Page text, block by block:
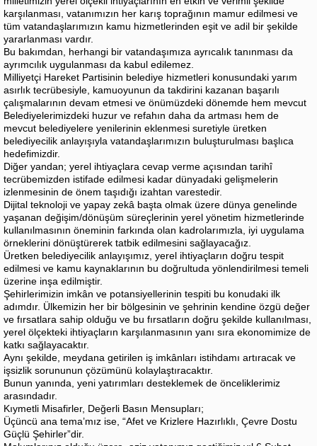
karşılanması, vatanımızın her karış toprağının mamur edilmesi ve
tüm vatandaşlarımızın kamu hizmetlerinden eşit ve adil bir şekilde
yararlanması vardır.
Bu bakımdan, herhangi bir vatandaşımıza ayrıcalık tanınması da
ayrımcılık uygulanması da kabul edilemez.
Milliyetçi Hareket Partisinin belediye hizmetleri konusundaki yarım
asırlık tecrübesiyle, kamuoyunun da takdirini kazanan başarılı
çalışmalarının devam etmesi ve önümüzdeki dönemde hem mevcut
Belediyelerimizdeki huzur ve refahın daha da artması hem de
mevcut belediyelere yenilerinin eklenmesi suretiyle üretken
belediyecilik anlayışıyla vatandaşlarımızın buluşturulması başlıca
hedefimizdir.
Diğer yandan; yerel ihtiyaçlara cevap verme açısından tarihî
tecrübemizden istifade edilmesi kadar dünyadaki gelişmelerin
izlenmesinin de önem taşıdığı izahtan varestedir.
Dijital teknoloji ve yapay zekâ başta olmak üzere dünya genelinde
yaşanan değişim/dönüşüm süreçlerinin yerel yönetim hizmetlerinde
kullanılmasının öneminin farkında olan kadrolarımızla, iyi uygulama
örneklerini dönüştürerek tatbik edilmesini sağlayacağız.
Üretken belediyecilik anlayışımız, yerel ihtiyaçların doğru tespit
edilmesi ve kamu kaynaklarının bu doğrultuda yönlendirilmesi temeli
üzerine inşa edilmiştir.
Şehirlerimizin imkân ve potansiyellerinin tespiti bu konudaki ilk
adımdır. Ülkemizin her bir bölgesinin ve şehrinin kendine özgü değer
ve fırsatlara sahip olduğu ve bu fırsatların doğru şekilde kullanılması,
yerel ölçekteki ihtiyaçların karşılanmasının yanı sıra ekonomimize de
katkı sağlayacaktır.
Aynı şekilde, meydana getirilen iş imkânları istihdamı artıracak ve
işsizlik sorununun çözümünü kolaylaştıracaktır.
Bunun yanında, yeni yatırımları desteklemek de önceliklerimiz
arasındadır.
Kıymetli Misafirler, Değerli Basın Mensupları;
Üçüncü ana tema’mız ise, “Afet ve Krizlere Hazırlıklı, Çevre Dostu
Güçlü Şehirler”dir.